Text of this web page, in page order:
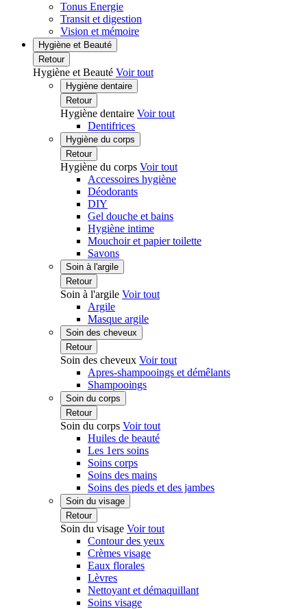
Tonus Energie
Transit et digestion
Vision et mémoire
Hygiène et Beauté
Retour
Hygiène et Beauté Voir tout
Hygiène dentaire
Retour
Hygiène dentaire Voir tout
Dentifrices
Hygiène du corps
Retour
Hygiène du corps Voir tout
Accessoires hygiène
Déodorants
DIY
Gel douche et bains
Hygiène intime
Mouchoir et papier toilette
Savons
Soin à l'argile
Retour
Soin à l'argile Voir tout
Argile
Masque argile
Soin des cheveux
Retour
Soin des cheveux Voir tout
Apres-shampooings et démêlants
Shampooings
Soin du corps
Retour
Soin du corps Voir tout
Huiles de beauté
Les 1ers soins
Soins corps
Soins des mains
Soins des pieds et des jambes
Soin du visage
Retour
Soin du visage Voir tout
Contour des yeux
Crèmes visage
Eaux florales
Lèvres
Nettoyant et démaquillant
Soins visage